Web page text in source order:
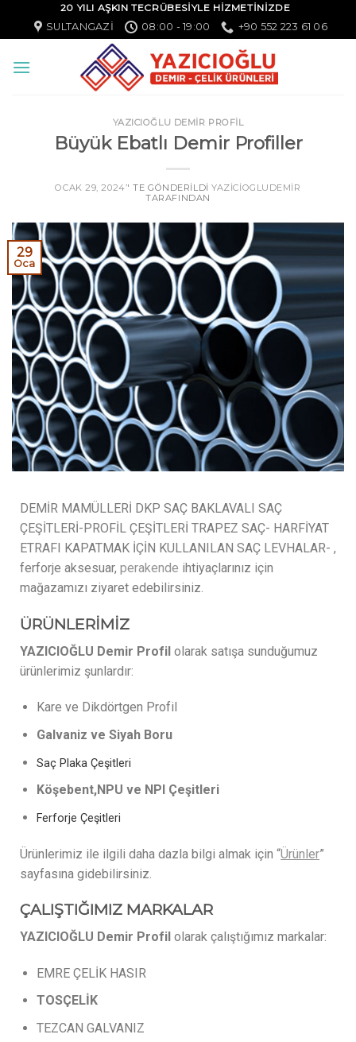
20 YILI AŞKIN TECRÜBESİYLE HİZMETİNİZDE
SULTANGAZI
08:00 - 19:00 +90 552 223 61 06
YAZICIOĞLU DEMİR PROFİL
Büyük Ebatlı Demir Profiller
OCAK 29, 2024’' TE GÖNDERILDI YAZICIOGLUDEMIR
TARAFINDAN
29
Oca
DEMİR MAMÜLLERİ DKP SAÇ BAKLAVALI SAÇ
ÇEŞİTLERİ-PROFİL ÇEŞİTLERİ TRAPEZ SAÇ- HARFİYAT
ETRAFI KAPATMAK İÇİN KULLANILAN SAÇ LEVHALAR- ,
ferforje aksesuar, perakende ihtiyaçlarınız için
mağazamızı ziyaret edebilirsiniz.
ÜRÜNLERİMİZ
YAZICIOĞLU Demir Profil olarak satışa sunduğumuz
ürünlerimiz şunlardır:
Kare ve Dikdörtgen Profil
Galvaniz ve Siyah Boru
Saç Plaka Çeşitleri
Köşebent,NPU ve NPI Çeşitleri
Ferforje Çeşitleri
Ürünlerimiz ile ilgili daha dazla bilgi almak için “Ürünler”
sayfasına gidebilirsiniz.
ÇALIŞTIĞIMIZ MARKALAR
YAZICIOĞLU Demir Profil olarak çalıştığımız markalar:
EMRE ÇELİK HASIR
TOSÇELİK
TEZCAN GALVANIZ